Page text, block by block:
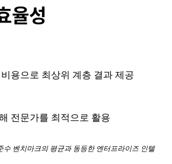
율성
용으로 최상위 계층 결과 제공
전문가를 최적으로 활용
수 벤치마크의 평균과 동등한 엔터프라이즈 인텔